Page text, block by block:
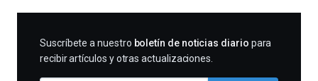
SUSCRIBIRME
Suscríbete a nuestro boletín de noticias diario para
recibir artículos y otras actualizaciones.